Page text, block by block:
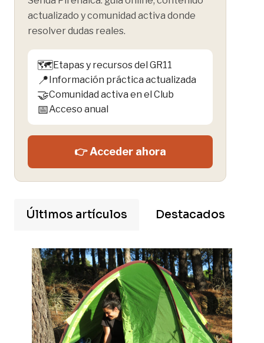
actualizado y comunidad activa donde
resolver dudas reales.
🗺️Etapas y recursos del GR11
📍Información práctica actualizada
🤝Comunidad activa en el Club
📅Acceso anual
👉 Acceder ahora
Últimos artículos Destacados